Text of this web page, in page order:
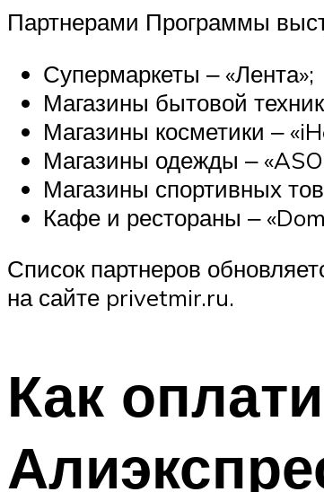
Партнерами Программы
Супермаркеты ‒ «Лента»;
Магазины бытовой
Магазины косметики ‒
Магазины одежды ‒
Магазины спортивных
Кафе и рестораны ‒
Список партнеров
на сайте privetmir.ru.
Как